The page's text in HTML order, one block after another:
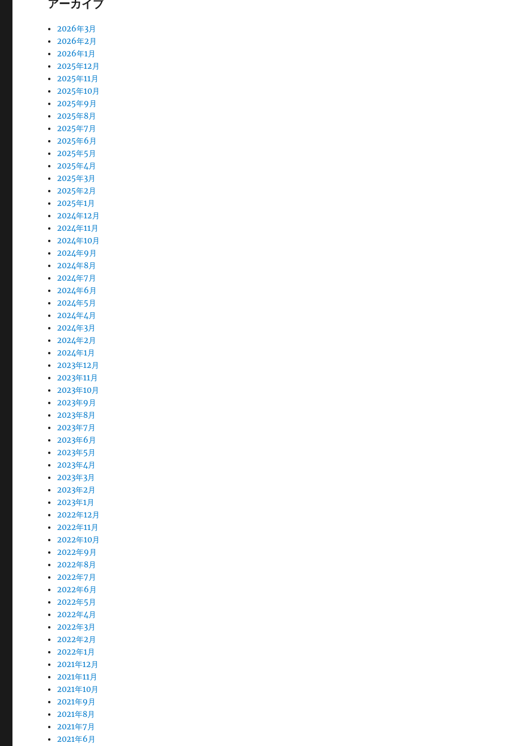
アーカイブ
2026年3月
2026年2月
2026年1月
2025年12月
2025年11月
2025年10月
2025年9月
2025年8月
2025年7月
2025年6月
2025年5月
2025年4月
2025年3月
2025年2月
2025年1月
2024年12月
2024年11月
2024年10月
2024年9月
2024年8月
2024年7月
2024年6月
2024年5月
2024年4月
2024年3月
2024年2月
2024年1月
2023年12月
2023年11月
2023年10月
2023年9月
2023年8月
2023年7月
2023年6月
2023年5月
2023年4月
2023年3月
2023年2月
2023年1月
2022年12月
2022年11月
2022年10月
2022年9月
2022年8月
2022年7月
2022年6月
2022年5月
2022年4月
2022年3月
2022年2月
2022年1月
2021年12月
2021年11月
2021年10月
2021年9月
2021年8月
2021年7月
2021年6月